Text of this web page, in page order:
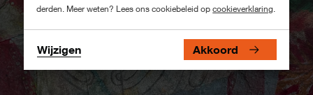
derden. Meer weten? Lees ons cookiebeleid opcookieverklaring.
Wijzigen Akkoord